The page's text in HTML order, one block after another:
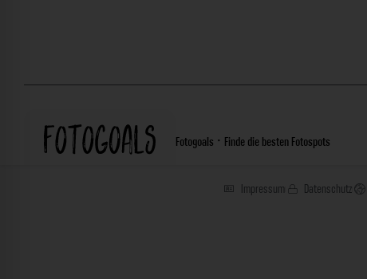
Fotogoals · Finde die besten Fotospots
Impressum Datenschutz